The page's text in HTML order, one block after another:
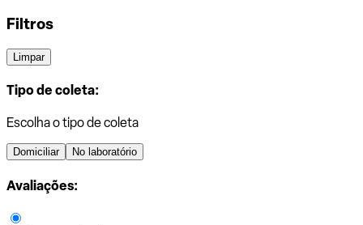
Filtros
Limpar
Tipo de coleta:
Escolha o tipo de coleta
Domiciliar No laboratório
Avaliações: